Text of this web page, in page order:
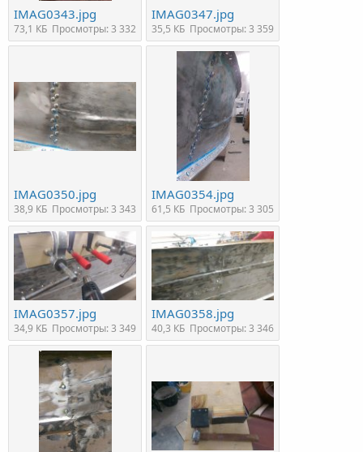
IMAG0343.jpg
73,1 КБ Просмотры: 3 332
IMAG0347.jpg
35,5 КБ Просмотры: 3 359
IMAG0350.jpg
38,9 КБ Просмотры: 3 343
IMAG0354.jpg
61,5 КБ Просмотры: 3 305
IMAG0357.jpg
34,9 КБ Просмотры: 3 349
IMAG0358.jpg
40,3 КБ Просмотры: 3 346